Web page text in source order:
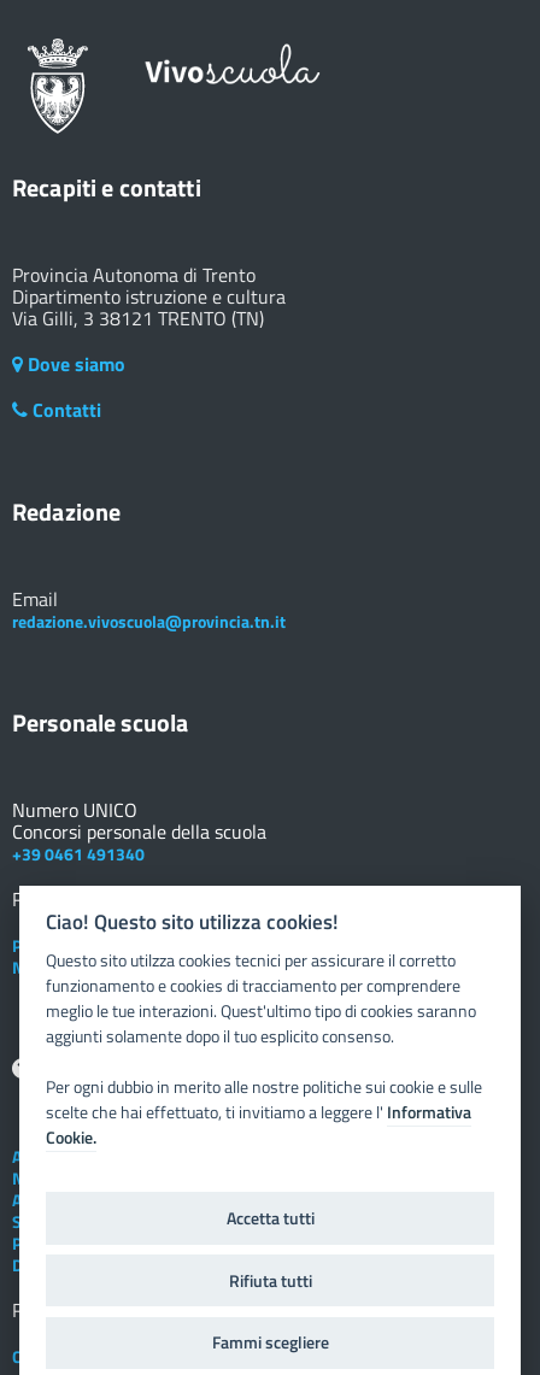
Recapiti e contatti
Provincia Autonoma di Trento
Dipartimento istruzione e cultura
Via Gilli, 3 38121 TRENTO (TN)
Dove siamo
Contatti
Redazione
Email
redazione.vivoscuola@provincia.tn.it
Personale scuola
Numero UNICO
Concorsi personale della scuola
+39 0461 491340
Registro elettronico
Posta elettronica istituzionale
Nuovo sportello dipendente
Assistenza tecnica
Note legali
Albo telematico
Social Media Policy
Privacy
Dichiarazione di accessibilità
Registro elettronico
Crediti
Ciao! Questo sito utilizza cookies!
Questo sito utilzza cookies tecnici per assicurare il corretto
funzionamento e cookies di tracciamento per comprendere
meglio le tue interazioni. Quest'ultimo tipo di cookies saranno
aggiunti solamente dopo il tuo esplicito consenso.
Per ogni dubbio in merito alle nostre politiche sui cookie e sulle
scelte che hai effettuato, ti invitiamo a leggere l' Informativa
Cookie.
Accetta tutti
Rifiuta tutti
Fammi scegliere